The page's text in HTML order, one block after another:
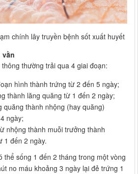
chính lây truyền bệnh sốt xuất huyết
vằn
thường trải qua 4 giai đoạn:
hình thành trứng từ 2 đến 5 ngày;
thành lăng quăng từ 1 đến 2 ngày;
quăng thành nhộng (hay quăng)
ngày;
nhộng thành muỗi trưởng thành
1 đến 2 ngày.
thể sống 1 đến 2 tháng trong một vòng
no máu khoảng 3 ngày lại đẻ trứng 1